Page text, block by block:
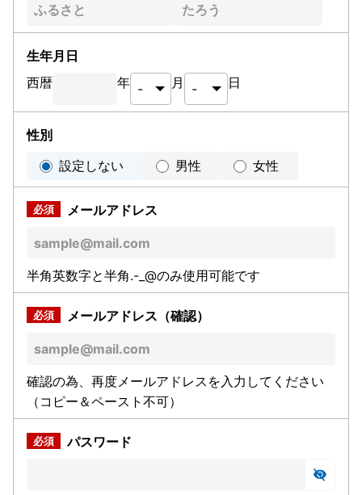
生年月日
西暦
年 月 日
性別
設定しない
男性 女性
メールアドレス
半角英数字と半角.-_@のみ使用可能です
メールアドレス（確認）
確認の為、再度メールアドレスを入力してください
（コピー＆ペースト不可）
パスワード